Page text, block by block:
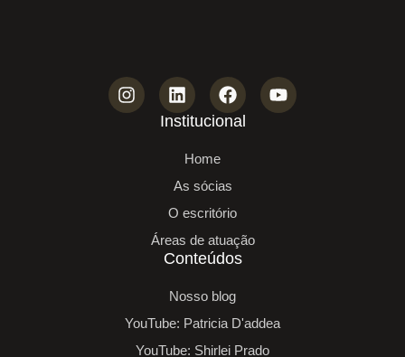
Institucional
Home
As sócias
O escritório
Áreas de atuação
Conteúdos
Nosso blog
YouTube: Patricia D'addea
YouTube: Shirlei Prado